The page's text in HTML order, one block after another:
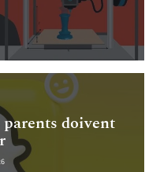
parents doivent